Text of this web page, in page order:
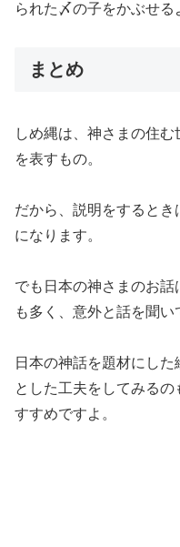
られた〆の子をかぶせる
まとめ
しめ縄は、神さまの住
を表すもの。
だから、説明をすると
になります。
でも日本の神さまのお
も多く、意外と話を聞い
日本の神話を題材にし
とした工夫をしてみる
すすめですよ。